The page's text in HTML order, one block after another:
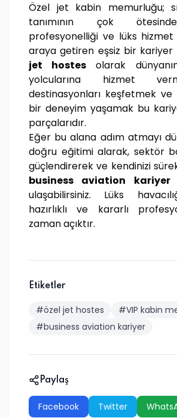
Özel jet kabin memurluğu;
tanımının çok
profesyonelliği ve lüks hizmet
araya getiren eşsiz bir kariyer
jet hostes olarak
yolcularına hizmet
destinasyonları keşfetmek
bir deneyim yaşamak bu
parçalarıdır.
Eğer bu alana adım atmayı
doğru eğitimi alarak, sektör
güçlendirerek ve kendinizi
business aviation kariyer
ulaşabilirsiniz. Lüks
hazırlıklı ve kararlı
zaman açıktır.
Etiketler
#özel jet hostes
#VIP kabin
#business aviation kariyer
Paylaş
Facebook Twitter